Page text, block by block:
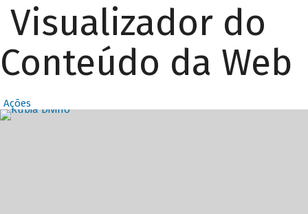
Visualizador do
Conteúdo da Web
Ações
Destaques